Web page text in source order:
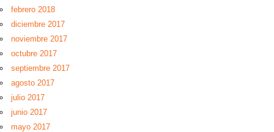
febrero 2018
diciembre 2017
noviembre 2017
octubre 2017
septiembre 2017
agosto 2017
julio 2017
junio 2017
mayo 2017